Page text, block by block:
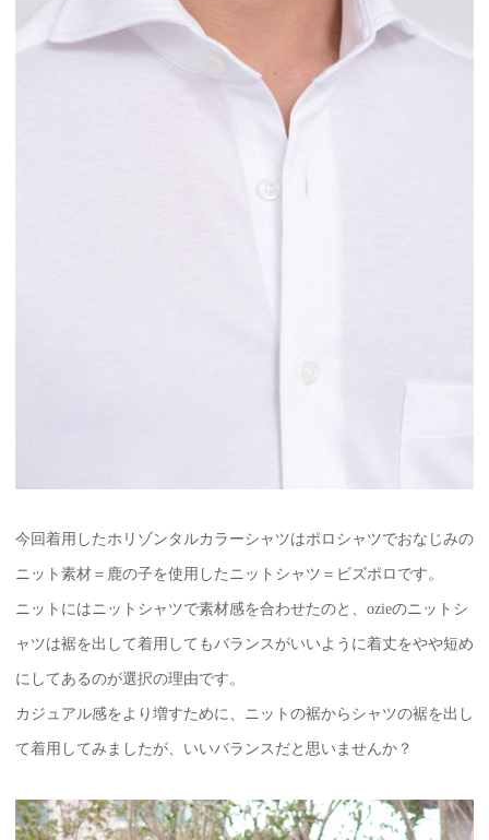
今回着用したホリゾンタルカラーシャツはポロシャツでおなじみの
ニット素材＝鹿の子を使用したニットシャツ＝ビズポロです。
ニットにはニットシャツで素材感を合わせたのと、ozieのニットシ
ャツは裾を出して着用してもバランスがいいように着丈をやや短め
にしてあるのが選択の理由です。
カジュアル感をより増すために、ニットの裾からシャツの裾を出し
て着用してみましたが、いいバランスだと思いませんか？